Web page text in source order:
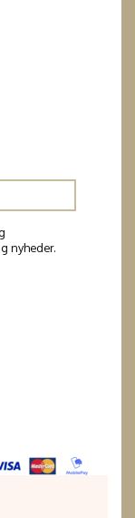
nyheder.